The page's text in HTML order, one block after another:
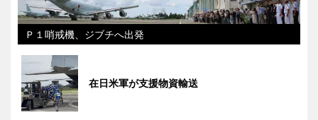
Ｐ１哨戒機、ジブチへ出発
在日米軍が支援物資輸送